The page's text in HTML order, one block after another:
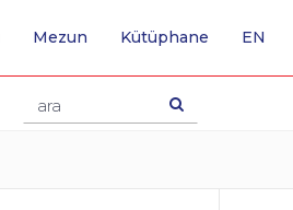
Mezun Kütüphane EN